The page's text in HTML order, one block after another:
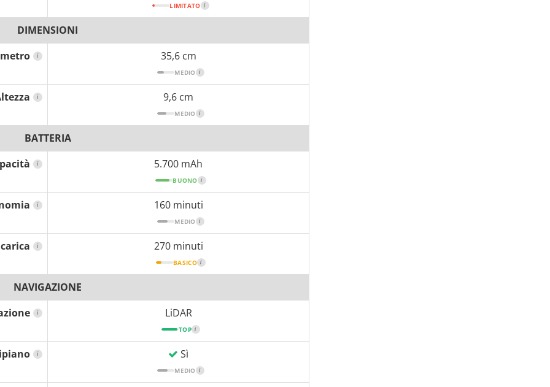
LIMITATO i
DIMENSIONI
i 35,6 cm
MEDIO i
i 9,6 cm
MEDIO i
BATTERIA
i 5.700 mAh
BUONO i
i 160 minuti
MEDIO i
i 270 minuti
BASICO i
NAVIGAZIONE
i LiDAR
TOP i
i Sì
MEDIO i